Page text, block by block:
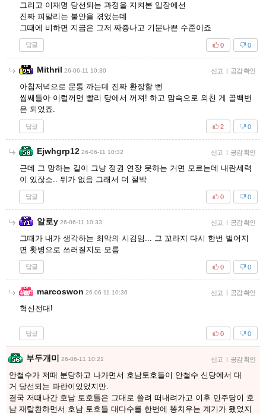
그리고 이재명 당선되는 과정을 지켜본 입장에선
진짜 피말리는 불안을 겪었는데
그때에 비하면 지금은 그저 짜증나고 기분나쁜 수준이죠
답글 0
0
Mithril 26-06-11 10:30 신고 | 공감 확인
아침저녁으로 문통 까는데 진짜 환장할 뻔
씹쌔들아 이럴꺼면 빨리 당에서 꺼져! 하고 맘속으로 외친 게 골백번
은 되었죠.
답글 0
2
Ejwhgrp12 26-06-11 10:32 신고 | 공감 확인
근데 그 망하는 길이 그냥 정권 연장 못하는 거면 모르는데 내란세력
이 있잖소.. 뒤가 없음 그래서 더 절박
답글 0
0
알로y 26-06-11 10:33 신고 | 공감 확인
그때가 내가 생각하는 최악의 시김임... 그 꼬라지 다시 한번 벌어지
면 홧병으로 쓰러질지도 모름
답글 0
0
marcoswon 26-06-11 10:36 신고 | 공감 확인
혁신전대!
답글 0
0
부두개미 26-06-11 10:21 신고 | 공감 확인
안철수가 저때 분당하고 나가면서 호남토호들이 안철수 신당에서 대
거 당선되는 파란이있었지만.
결국 저때나간 호남 토호들은 그대로 쓸려 떠내려가고 이후 민주당이 호
남 재탈환하면서 호남 토호들 대다수를 한번에 똥치우는 계기가 됐었지